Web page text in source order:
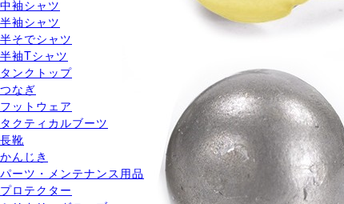
中袖シャツ
半袖シャツ
半そでシャツ
半袖Tシャツ
タンクトップ
つなぎ
フットウェア
タクティカルブーツ
長靴
かんじき
パーツ・メンテナンス用品
プロテクター